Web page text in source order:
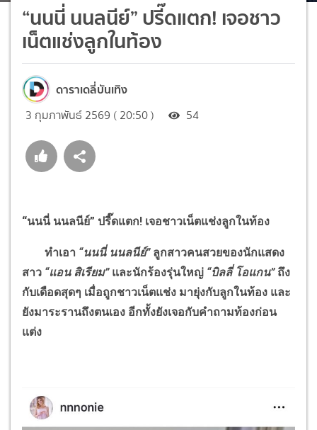
“นนนี่ นนลนีย์” ปรี๊ดแตก! เจอชาว
เน็ตแช่งลูกในท้อง
ดาราเดลี่บันเทิง
3 กุมภาพันธ์ 2569 ( 20:50 ) 54
“นนนี่ นนลนีย์” ปรี๊ดแตก! เจอชาวเน็ตแช่งลูกในท้อง
ทำเอา “นนนี่ นนลนีย์”ลูกสาวคนสวยของนักแสดง
สาว “แอน สิเรียม” และนักร้องรุ่นใหญ่ “บิลลี่ โอแกน”ถึง
กับเดือดสุดๆ เมื่อถูกชาวเน็ตแช่ง มายุ่งกับลูกในท้อง และ
ยังมาระรานถึงตนเอง อีกทั้งยังเจอกับคำถามท้องก่อน
แต่ง